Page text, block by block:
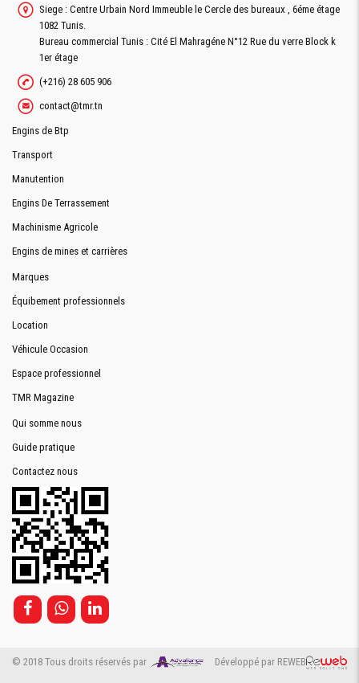
Siege : Centre Urbain Nord Immeuble le Cercle des bureaux , 6éme étage
1082 Tunis.
Bureau commercial Tunis : Cité El Mahragéne N°12 Rue du verre Block k
1er étage
(+216) 28 605 906
contact@tmr.tn
Engins de Btp
Transport
Manutention
Engins De Terrassement
Machinisme Agricole
Engins de mines et carrières
Marques
Équibement professionnels
Location
Véhicule Occasion
Espace professionnel
TMR Magazine
Qui somme nous
Guide pratique
Contactez nous
© 2018 Tous droits réservés par Développé par REWEB